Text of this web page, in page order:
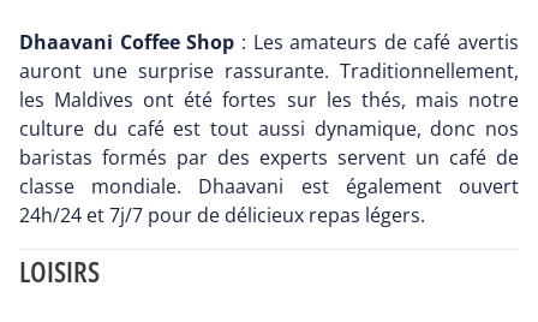
Dhaavani Coffee Shop : Les amateurs de café avertis
auront une surprise rassurante. Traditionnellement,
les Maldives ont été fortes sur les thés, mais notre
culture du café est tout aussi dynamique, donc nos
baristas formés par des experts servent un café de
classe mondiale. Dhaavani est également ouvert
24h/24 et 7j/7 pour de délicieux repas légers.
LOISIRS